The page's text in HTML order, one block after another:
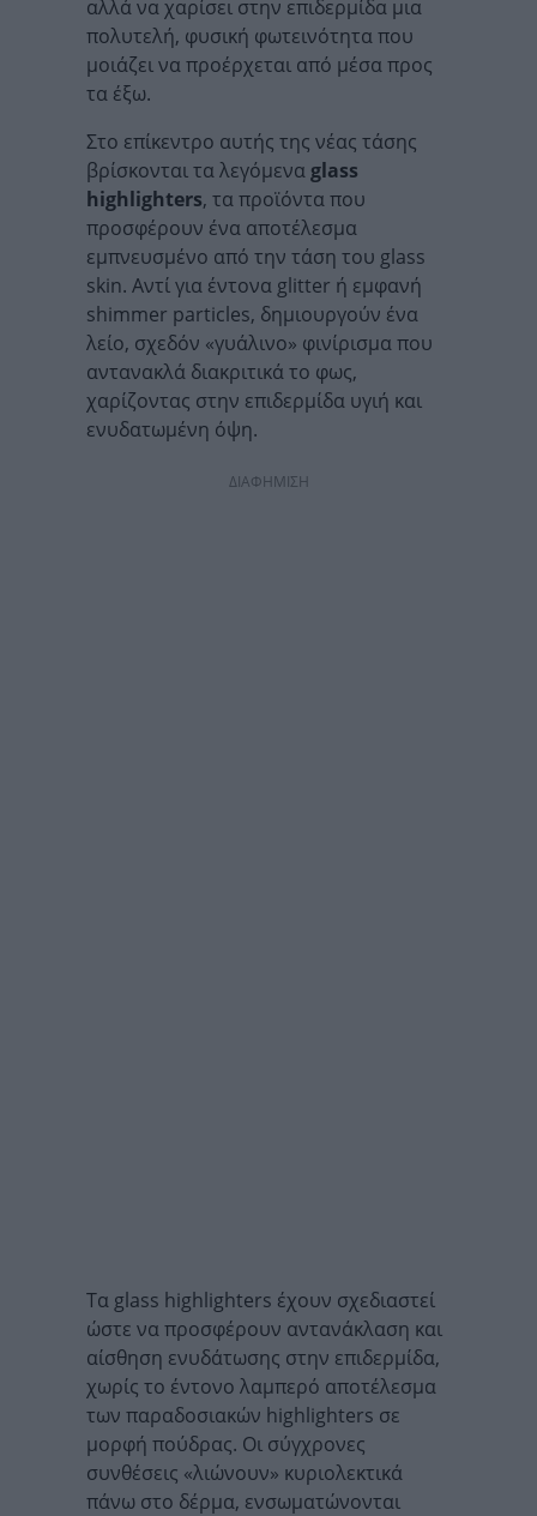
αλλά να χαρίσει στην επιδερμίδα μια
πολυτελή, φυσική φωτεινότητα που
μοιάζει να προέρχεται από μέσα προς
τα έξω.
Στο επίκεντρο αυτής της νέας τάσης
βρίσκονται τα λεγόμενα glass
highlighters, τα προϊόντα που
προσφέρουν ένα αποτέλεσμα
εμπνευσμένο από την τάση του glass
skin. Αντί για έντονα glitter ή εμφανή
shimmer particles, δημιουργούν ένα
λείο, σχεδόν «γυάλινο» φινίρισμα που
αντανακλά διακριτικά το φως,
χαρίζοντας στην επιδερμίδα υγιή και
ενυδατωμένη όψη.
ΔΙΑΦΗΜΙΣΗ
Τα glass highlighters έχουν σχεδιαστεί
ώστε να προσφέρουν αντανάκλαση και
αίσθηση ενυδάτωσης στην επιδερμίδα,
χωρίς το έντονο λαμπερό αποτέλεσμα
των παραδοσιακών highlighters σε
μορφή πούδρας. Οι σύγχρονες
συνθέσεις «λιώνουν» κυριολεκτικά
πάνω στο δέρμα, ενσωματώνονται